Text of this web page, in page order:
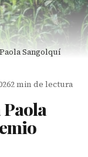
Sangolquí
2 min de lectura